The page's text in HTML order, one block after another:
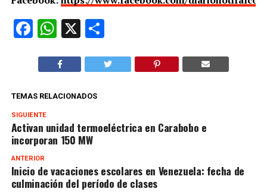
Facebook
WhatsApp
X
TEMAS RELACIONADOS
SIGUIENTE
Activan unidad termoeléctrica en Carabobo e
incorporan 150 MW
ANTERIOR
Inicio de vacaciones escolares en Venezuela: fecha de
culminación del período de clases